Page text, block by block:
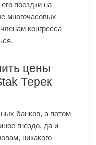
поездки на
многочасовых
конгресса
цены
Терек
банков, а потом
гнездо, да и
никакого